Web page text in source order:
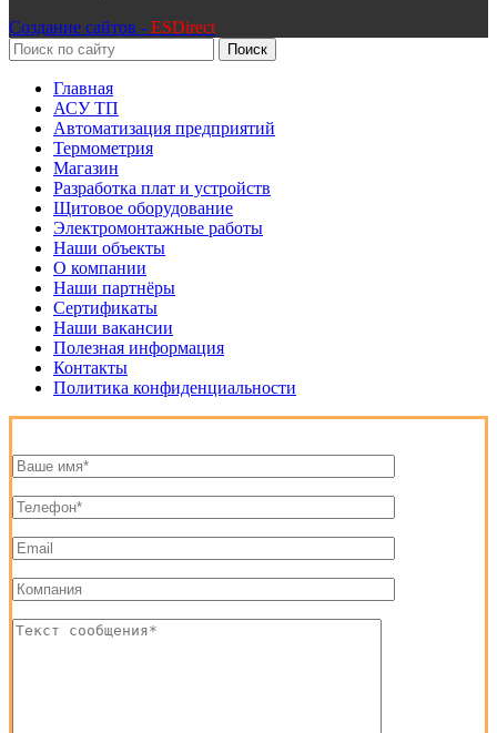
Создание сайтов - ESDirect
Поиск
Главная
АСУ ТП
Автоматизация предприятий
Термометрия
Магазин
Разработка плат и устройств
Щитовое оборудование
Электромонтажные работы
Наши объекты
О компании
Наши партнёры
Сертификаты
Наши вакансии
Полезная информация
Контакты
Политика конфиденциальности